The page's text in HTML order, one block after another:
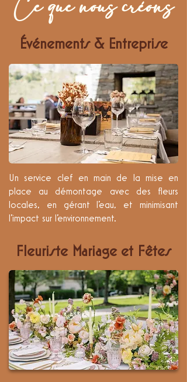
Ce que nous créons
Événements & Entreprise
Un service clef en main de la mise en
place au démontage avec des fleurs
locales, en gérant l'eau, et minimisant
l'impact sur l'environnement.
Fleuriste Mariage et Fêtes